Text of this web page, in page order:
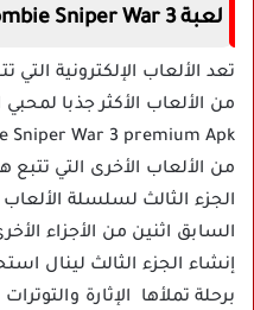
لعبة Zombie Sniper War 3 مهكرة اخر اصدار
تعد الألعاب الإلكترونية
من الألعاب الأكثر جذبا
من الألعاب الأخرى التي
الجزء الثالث لسلسلة الألعاب
السابق اثنين من الأجزاء
إنشاء الجزء الثالث لينال
برحلة تملأها الإثارة